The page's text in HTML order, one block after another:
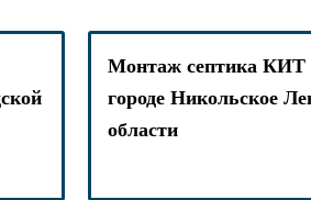
Монтаж септика
городе Никольское
области